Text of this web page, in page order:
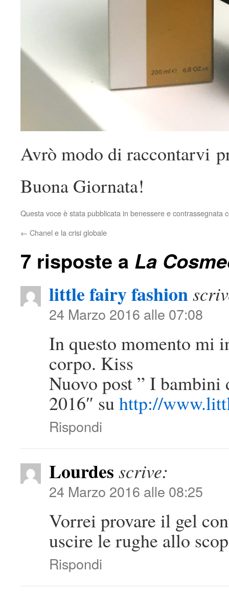
Avrò modo di raccontarvi
Buona Giornata!
Questa voce è stata pubblicata in benesseree contrassegnata
← Chanel e la crisi globale
7 risposte a La
little fairy fashion
24 Marzo 2016 alle 07:08
In questo momento mi
corpo. Kiss
Nuovo post ” I
2016″ su http://
Rispondi
Lourdes scrive:
24 Marzo 2016 alle 08:25
Vorrei provare il gel
uscire le rughe allo
Rispondi